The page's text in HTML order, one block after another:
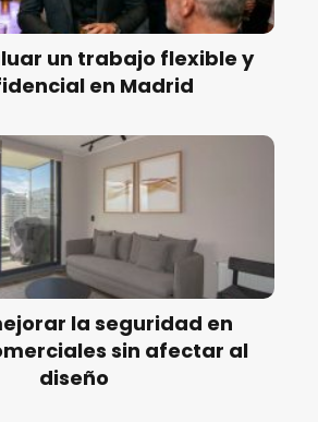
un trabajo flexible y
en Madrid
la seguridad en
sin afectar al
diseño